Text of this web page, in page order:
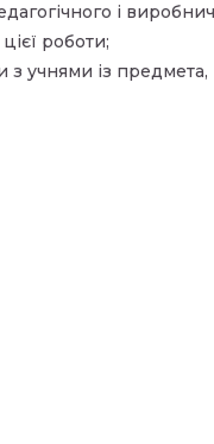
і
роботи;
з учнями із предмета,